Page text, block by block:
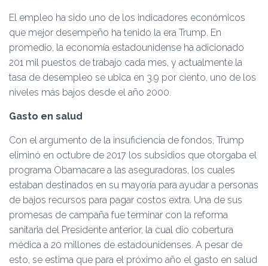
El empleo ha sido uno de los indicadores económicos
que mejor desempeño ha tenido la era Trump. En
promedio, la economía estadounidense ha adicionado
201 mil puestos de trabajo cada mes, y actualmente la
tasa de desempleo se ubica en 3.9 por ciento, uno de los
niveles más bajos desde el año 2000.
Gasto en salud
Con el argumento de la insuficiencia de fondos, Trump
eliminó en octubre de 2017 los subsidios que otorgaba el
programa Obamacare a las aseguradoras, los cuales
estaban destinados en su mayoría para ayudar a personas
de bajos recursos para pagar costos extra. Una de sus
promesas de campaña fue terminar con la reforma
sanitaria del Presidente anterior, la cual dio cobertura
médica a 20 millones de estadounidenses. A pesar de
esto, se estima que para el próximo año el gasto en salud